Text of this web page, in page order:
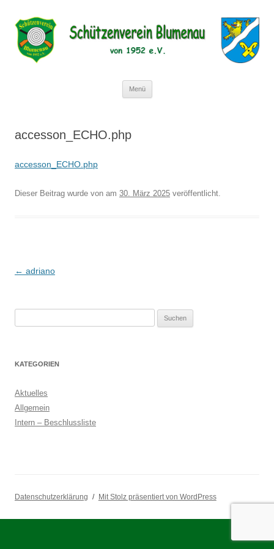
Schützenverein Blumenau von 1952
e.V.
Menü
accesson_ECHO.php
accesson_ECHO.php
Dieser Beitrag wurde von am 30. März 2025 veröffentlicht.
Beitragsnavigation
← adriano
KATEGORIEN
Aktuelles
Allgemein
Intern – Beschlussliste
Datenschutzerklärung Mit Stolz präsentiert von WordPress